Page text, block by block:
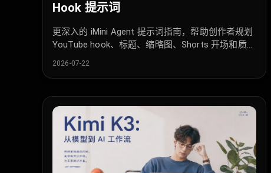
Hook 提示词
更深入的 iMini Agent 提示词指南，帮助创作者规划
YouTube hook、标题、缩略图、Shorts 开场和质检
2026-07-22